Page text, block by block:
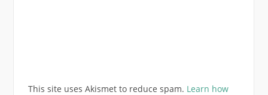
This site uses Akismet to reduce spam. Learn how